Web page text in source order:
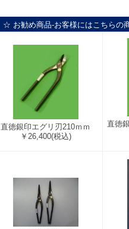
☆ お勧め商品-お客様にはこちらの
直徳銀印エグリ刃210ｍｍ
￥26,400(税込)
直徳